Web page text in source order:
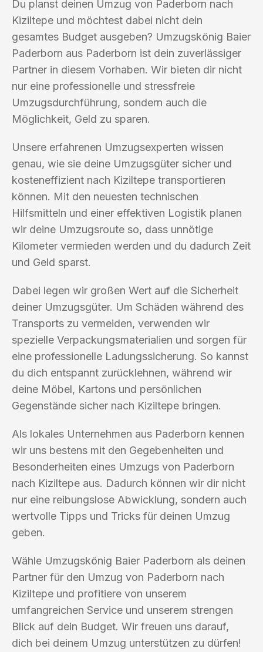
Du planst deinen Umzug von Paderborn nach
Kiziltepe und möchtest dabei nicht dein
gesamtes Budget ausgeben? Umzugskönig Baier
Paderborn aus Paderborn ist dein zuverlässiger
Partner in diesem Vorhaben. Wir bieten dir nicht
nur eine professionelle und stressfreie
Umzugsdurchführung, sondern auch die
Möglichkeit, Geld zu sparen.
Unsere erfahrenen Umzugsexperten wissen
genau, wie sie deine Umzugsgüter sicher und
kosteneffizient nach Kiziltepe transportieren
können. Mit den neuesten technischen
Hilfsmitteln und einer effektiven Logistik planen
wir deine Umzugsroute so, dass unnötige
Kilometer vermieden werden und du dadurch Zeit
und Geld sparst.
Dabei legen wir großen Wert auf die Sicherheit
deiner Umzugsgüter. Um Schäden während des
Transports zu vermeiden, verwenden wir
spezielle Verpackungsmaterialien und sorgen für
eine professionelle Ladungssicherung. So kannst
du dich entspannt zurücklehnen, während wir
deine Möbel, Kartons und persönlichen
Gegenstände sicher nach Kiziltepe bringen.
Als lokales Unternehmen aus Paderborn kennen
wir uns bestens mit den Gegebenheiten und
Besonderheiten eines Umzugs von Paderborn
nach Kiziltepe aus. Dadurch können wir dir nicht
nur eine reibungslose Abwicklung, sondern auch
wertvolle Tipps und Tricks für deinen Umzug
geben.
Wähle Umzugskönig Baier Paderborn als deinen
Partner für den Umzug von Paderborn nach
Kiziltepe und profitiere von unserem
umfangreichen Service und unserem strengen
Blick auf dein Budget. Wir freuen uns darauf,
dich bei deinem Umzug unterstützen zu dürfen!